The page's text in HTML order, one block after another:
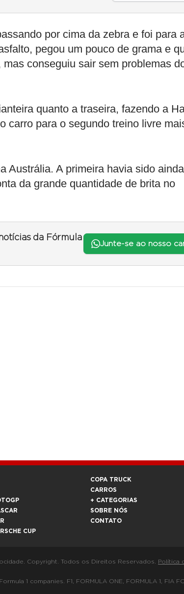
por cima da zebra e foi para
pegou um pouco de grama e
conseguiu sair sem problemas
quanto a traseira, fazendo a
carro para o segundo treino livre
Austrália. A primeira havia sido
da grande quantidade de brita no
da Fórmula
Junte-se ao nosso
CUP
COPA TRUCK
CARROS
+ CATEGORIAS
SOBRE NÓS
CONTATO
Copyright. Todos os Direitos Reservados. Política
1 companies. F1, FORMULA ONE, FORMULA 1, FIA